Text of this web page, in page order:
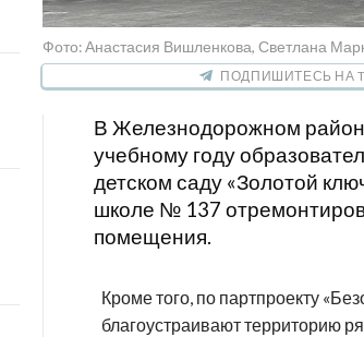
Фото: Анастасия Вишленкова, Светлана
ПОДПИШИТЕСЬ НА
В Железнодорожном
учебному году
детском саду «Золотой
школе № 137
помещения.
Кроме того, по партпроекту
благоустраивают территорию